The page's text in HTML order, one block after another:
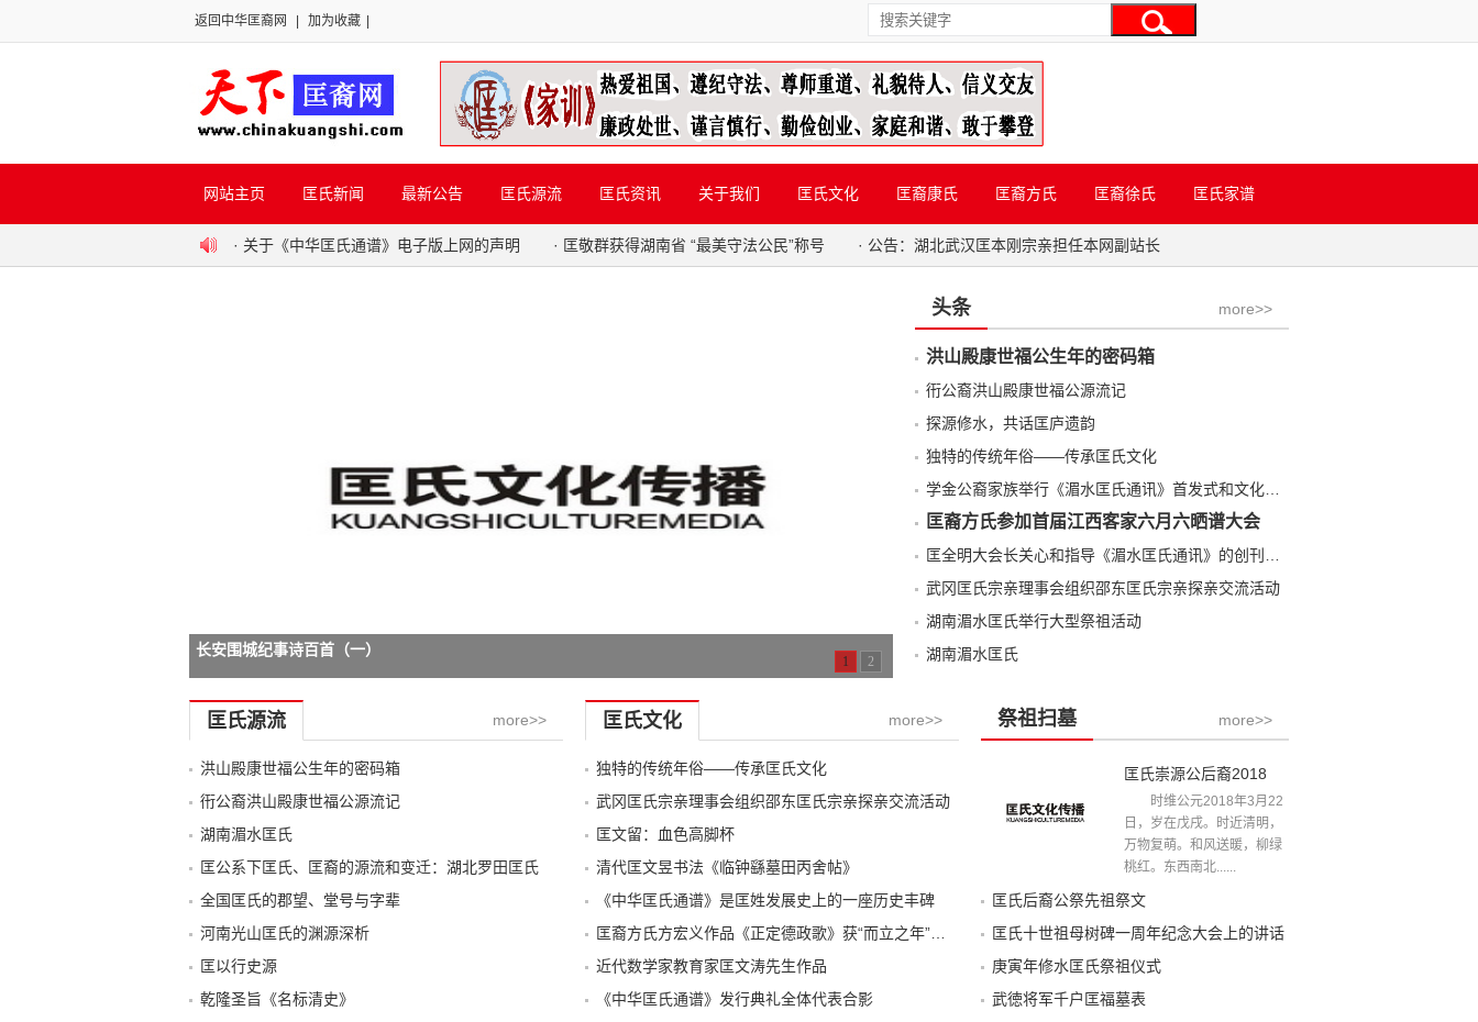
返回中华匡裔网 加为收藏
网站主页 匡氏新闻 最新公告 匡氏源流 匡氏资讯 关于我们 匡氏文化 匡裔康氏 匡裔方氏 匡裔徐氏 匡氏家谱
· 关于《中华匡氏通谱》电子版上网的声明 · 匡敬群获得湖南省 “最美守法公民”称号 · 公告：湖北武汉匡本刚宗亲担任本网副站长
-->
山东日照九公支谱发行仪式祭祖文
1 2
more>>
头条
洪山殿康世福公生年的密码箱
衎公裔洪山殿康世福公源流记
探源修水，共话匡庐遗韵
独特的传统年俗——传承匡氏文化
匡裔方氏参加首届江西客家六月六晒谱大会
武冈匡氏宗亲理事会组织邵东匡氏宗亲探亲交流活动
湖南湄水匡氏举行大型祭祖活动
湖南湄水匡氏
more>>
匡氏源流
洪山殿康世福公生年的密码箱
衎公裔洪山殿康世福公源流记
湖南湄水匡氏
匡公系下匡氏、匡裔的源流和变迁：湖北罗田匡氏
全国匡氏的郡望、堂号与字辈
河南光山匡氏的渊源深析
匡以行史源
乾隆圣旨《名标清史》
more>>
匡氏文化
独特的传统年俗——传承匡氏文化
武冈匡氏宗亲理事会组织邵东匡氏宗亲探亲交流活动
匡文留：血色高脚杯
清代匡文昱书法《临钟繇墓田丙舍帖》
《中华匡氏通谱》是匡姓发展史上的一座历史丰碑
近代数学家教育家匡文涛先生作品
《中华匡氏通谱》发行典礼全体代表合影
more>>
祭祖扫墓
匡氏崇源公后裔2018年清明祭祖文
时维公元2018年3月22
日，岁在戊戌。时近清明，
万物复萌。和风送暖，柳绿
桃红。东西南北......
匡氏后裔公祭先祖祭文
匡氏十世祖母树碑一周年纪念大会上的讲话
庚寅年修水匡氏祭祖仪式
武徳将军千户匡福墓表